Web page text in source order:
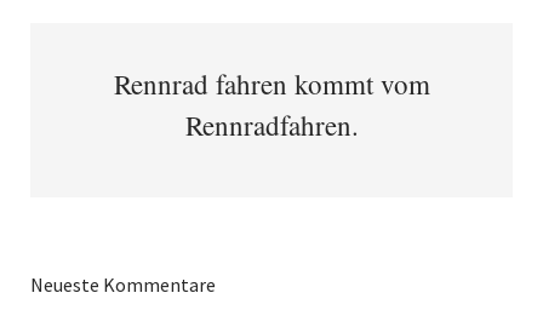
Rennrad fahren kommt vom
Rennradfahren.
Neueste Kommentare